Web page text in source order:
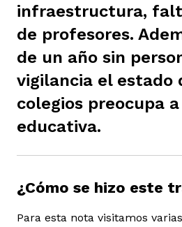
infraestructura,
de profesores.
de un año sin
vigilancia el estado
colegios preocupa
educativa.
¿Cómo se hizo este
Para esta nota visitamos
2023
Baja